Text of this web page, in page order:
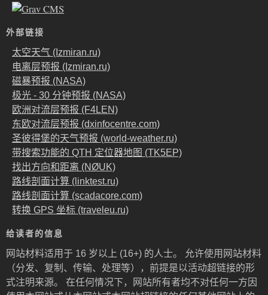
外部链接
太空天气 (Izmiran.ru)
电离层预报 (Izmiran.ru)
磁暴预报 (NASA)
极光 - 30 分钟预报 (NASA)
欧洲对流层预报 (F4LEN)
东欧对流层预报 (dxinfocentre.com)
圣彼得堡的天气预报 (world-weather.ru)
带搜索功能的 QTH 定位器地图 (TK5EP)
找出方向和距离 (NØUK)
路线剖面计算 (linktest.ru)
路线剖面计算 (scadacore.com)
转换 GPS 坐标 (traveleu.ru)
给读者的信息
网站材料适用于 16 岁以上 (16+) 的人士。 允许使用网站材料
（分发、复制、传输、处理等），前提是以活动超链接的形
式注明来源。 在任何情况下，网站所有者均不对任何一方因